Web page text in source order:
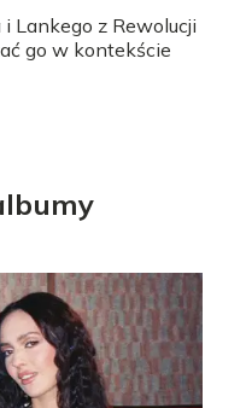
Lankego z Rewolucji
go w kontekście